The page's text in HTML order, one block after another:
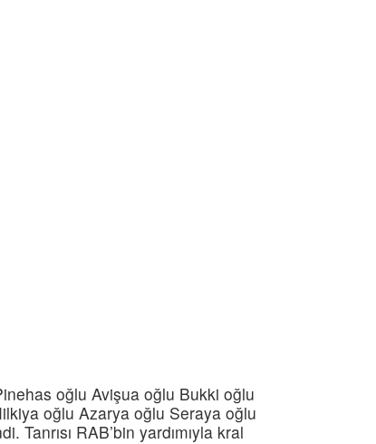
oğlu Avişua oğlu Bukki oğlu
oğlu Azarya oğlu Seraya oğlu
Tanrısı RAB’bin yardımıyla kral